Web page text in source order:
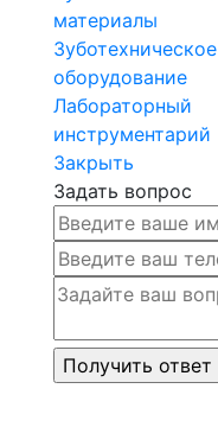
материалы
Зуботехническое
оборудование
Лабораторный
инструментарий
Закрыть
Задать вопрос